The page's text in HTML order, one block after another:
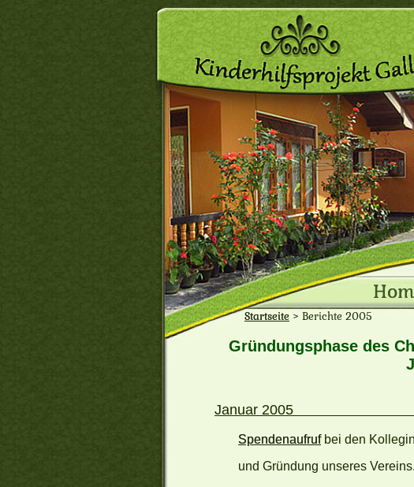
Startseite > Berichte 2005
Gründungsphase des
Spendenaufrufbei den
und Gründung unseres Vereins.